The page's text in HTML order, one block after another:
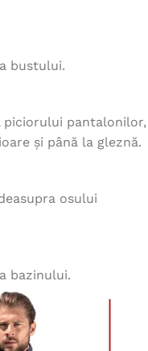
bustului.
pantalonilor,
și până la gleznă.
osului
bazinului.